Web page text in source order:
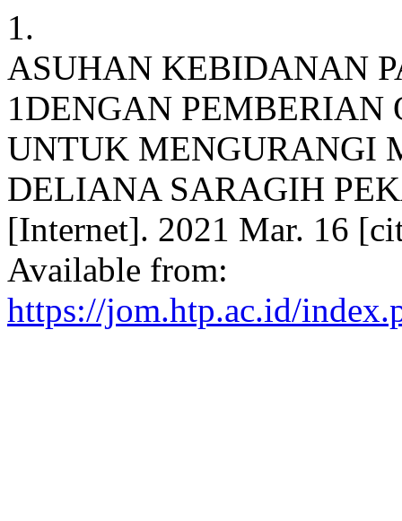
1.
ASUHAN KEBIDANAN
1DENGAN PEMBERIAN
UNTUK MENGURANGI
DELIANA SARAGIH
[Internet]. 2021 Mar. 16
Available from:
https://jom.htp.ac.id/